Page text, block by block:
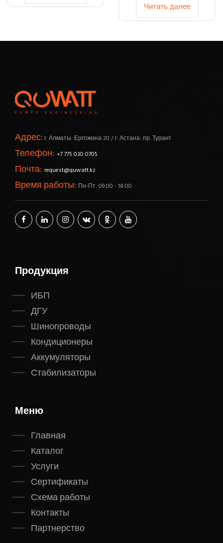
Читать далее
Адрес: г. Алматы: Ергожина 20 / г. Астана: пр. Туран1
Телефон: +7 775 030 0705
Почта: request@quwatt.kz
Время работы: Пн-Пт: 09:00 - 18:00
Продукция
ИБП
ДГУ
Шинопроводы
Кондиционеры
Аккумуляторы
Стабилизаторы
Меню
Главная
Каталог
Услуги
Сертификаты
Схема работы
Контакты
Партнерство